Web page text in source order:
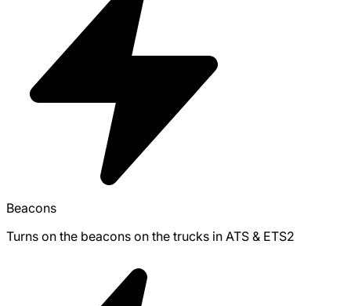
Beacons
Turns on the beacons on the trucks in ATS & ETS2